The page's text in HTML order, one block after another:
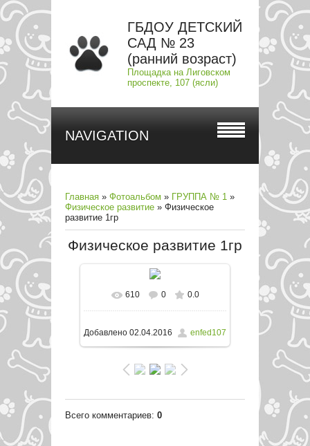
ГБДОУ ДЕТСКИЙ
САД № 23
(ранний возраст)
Площадка на Лиговском
проспекте, 107 (ясли)
NAVIGATION
Главная » Фотоальбом » ГРУППА № 1 »
Физическое развитие » Физическое
развитие 1гр
Физическое развитие 1гр
В реальном размере
1280x853/ 243.2Kb
610 0 0.0
Добавлено 02.04.2016 enfed107
Всего комментариев: 0